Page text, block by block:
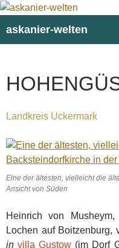
askanier-welten
Landkreis Uckermark
Eine der ältesten, vielleicht die
Ansicht von Süden
Heinrich von
Lochen auf Boitzenburg,
invilla Gustow (im Dorf